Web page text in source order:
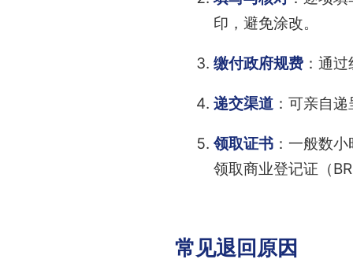
印，避免涂改。
缴付政府规费：通过
递交渠道：可亲自递
领取证书：一般数小
领取商业登记证（
常见退回原因